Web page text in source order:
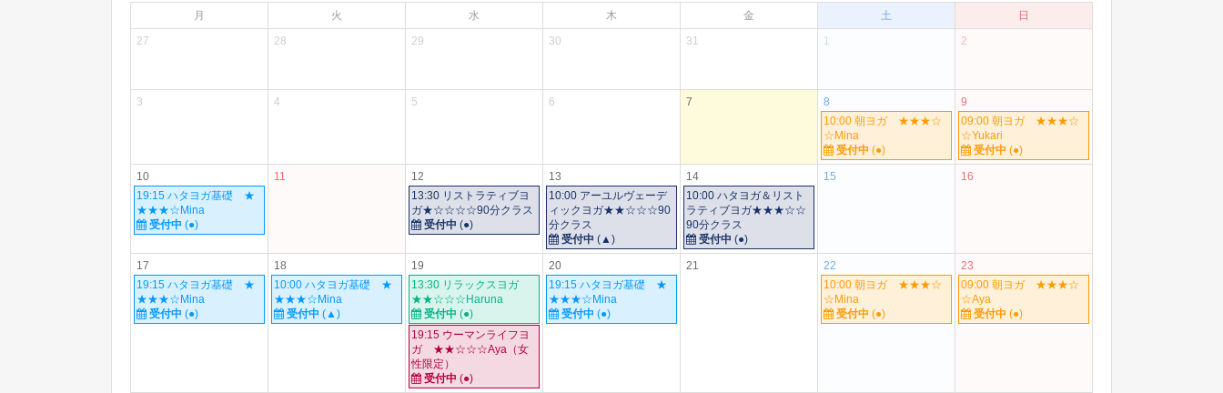
月 火 水 木 金 土
日
27
28 29 30 31 1 2
3 4 5 6 7
8
10:00 朝ヨガ ★★★☆
☆Mina
受付中 (●)
9
09:00 朝ヨガ ★★★☆
☆Yukari
受付中 (●)
10
19:15 ハタヨガ基礎 ★
★★★☆Mina
受付中 (●)
11
12
13:30 リストラティブヨ
ガ★☆☆☆☆90分クラス
受付中 (●)
13
10:00 アーユルヴェーデ
ィックヨガ★★☆☆☆90
分クラス
受付中 (▲)
14
10:00 ハタヨガ＆リスト
ラティブヨガ★★★☆☆
90分クラス
受付中 (●)
15 16
17
19:15 ハタヨガ基礎 ★
★★★☆Mina
受付中 (●)
18
10:00 ハタヨガ基礎 ★
★★★☆Mina
受付中 (▲)
19
13:30 リラックスヨガ
★★☆☆☆Haruna
受付中 (●)
19:15 ウーマンライフヨ
ガ ★★☆☆☆Aya（女
性限定）
受付中 (●)
20
19:15 ハタヨガ基礎 ★
★★★☆Mina
受付中 (●)
21
22
10:00 朝ヨガ ★★★☆
☆Mina
受付中 (●)
23
09:00 朝ヨガ ★★★☆
☆Aya
受付中 (●)